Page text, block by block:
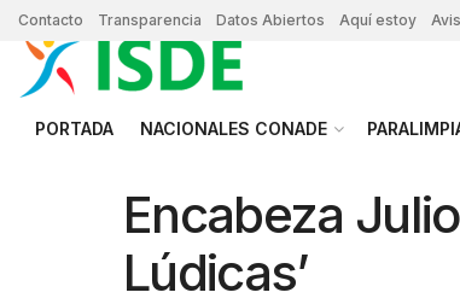
Contacto Transparencia Datos Abiertos Aquí estoy
PORTADA NACIONALES CONADE
Encabeza
Lúdicas’